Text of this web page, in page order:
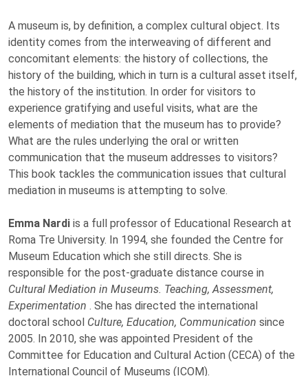
A museum is, by definition, a complex cultural object. Its
identity comes from the interweaving of different and
concomitant elements: the history of collections, the
history of the building, which in turn is a cultural asset itself,
the history of the institution. In order for visitors to
experience gratifying and useful visits, what are the
elements of mediation that the museum has to provide?
What are the rules underlying the oral or written
communication that the museum addresses to visitors?
This book tackles the communication issues that cultural
mediation in museums is attempting to solve.
Emma Nardi is a full professor of Educational Research at
Roma Tre University. In 1994, she founded the Centre for
Museum Education which she still directs. She is
responsible for the post-graduate distance course in
Cultural Mediation in Museums. Teaching, Assessment,
Experimentation . She has directed the international
doctoral school Culture, Education, Communication since
2005. In 2010, she was appointed President of the
Committee for Education and Cultural Action (CECA) of the
International Council of Museums (ICOM).